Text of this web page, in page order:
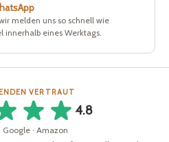
melden uns so schnell wie
innerhalb eines Werktags.
VERTRAUT
4.8
Google · Amazon